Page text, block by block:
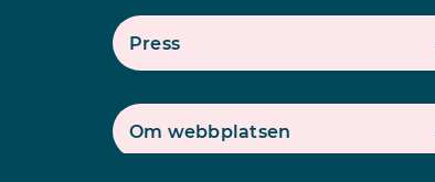
Press
Om webbplatsen